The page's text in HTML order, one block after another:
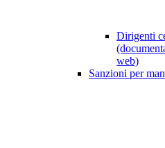
Dirigenti
web)
Sanzioni per